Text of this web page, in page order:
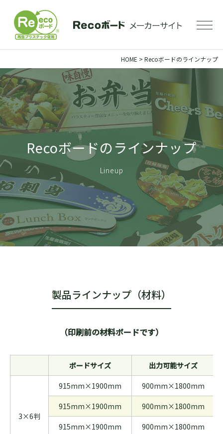
HOME > Recoボードのラインナップ
Recoボードのラインナップ
Lineup
製品ラインナップ（材料）
（印刷前の材料ボードです）
ボードサイズ 出力可能サイズ
3×6判
915mm×1900mm 900mm×1800mm
915mm×1900mm 900mm×1800mm
915mm×1900mm 900mm×1800mm